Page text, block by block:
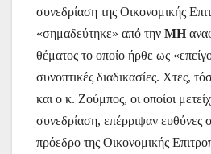
συνεδρίαση της Οικονομικής
«σημαδεύτηκε» από την ΜΗ
θέματος το οποίο ήρθε ως
συνοπτικές διαδικασίες. Χτες,
και ο κ. Ζούμπος, οι οποίοι
συνεδρίαση, επέρριψαν ευθύνες
πρόεδρο της Οικονομικής